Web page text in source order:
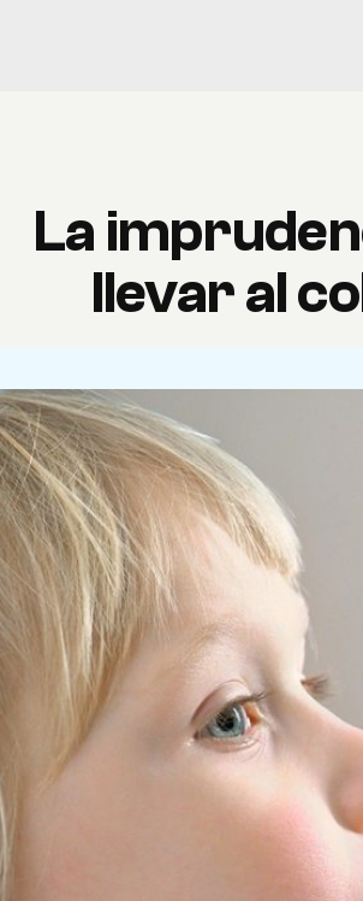
La
llevar al